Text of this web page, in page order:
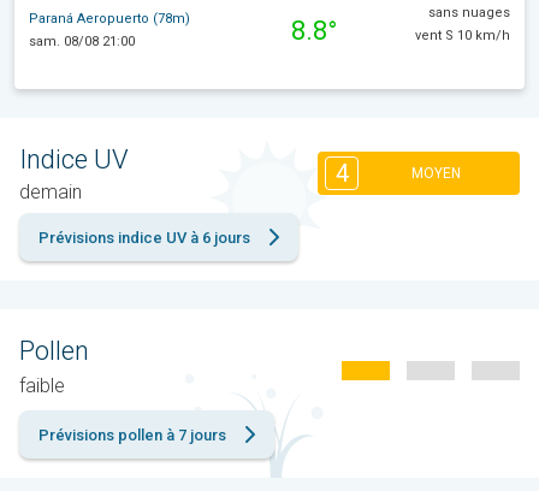
Paraná Aeropuerto (78m)
sam. 08/08 21:00
8.8°
sans nuages
vent S 10 km/h
Indice UV
demain
4 MOYEN
Prévisions indice UV à 6 jours
Pollen
faible
Prévisions pollen à 7 jours